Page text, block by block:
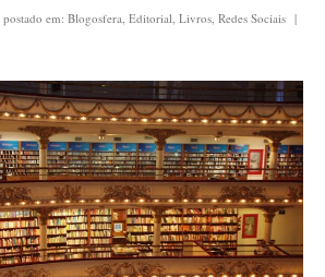
postado em: Blogosfera, Editorial, Livros, Redes Sociais |